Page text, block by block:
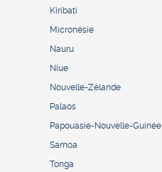
Kiribati
Micronésie
Nauru
Niue
Nouvelle-Zélande
Palaos
Papouasie-Nouvelle-Guinée
Samoa
Tonga